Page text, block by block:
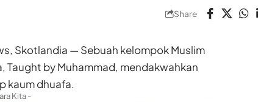
Share
Skotlandia — Sebuah kelompok Muslim
Taught by Muhammad, mendakwahkan
kaum dhuafa.
Kita -